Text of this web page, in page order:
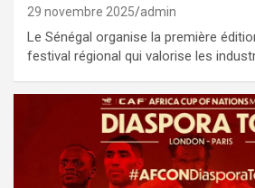
29 novembre 2025 admin
Le Sénégal organise la première
festival régional qui valorise les